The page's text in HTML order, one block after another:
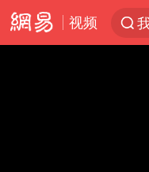
视频